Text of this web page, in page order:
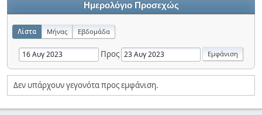
Ημερολόγιο Προσεχώς
Λίστα Μήνας Εβδομάδα
Προς
Δεν υπάρχουν γεγονότα προς εμφάνιση.